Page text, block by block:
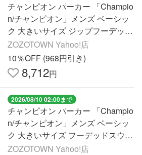
チャンピオン パーカー 「Champio
n/チャンピオン」メンズ ベーシッ
ク 大きいサイズ ジップフーデッド
スウェットシャツ メンズ
ZOZOTOWN Yahoo!店
10％OFF (968円引き)
8,712円
2026/08/10 02:00まで
チャンピオン パーカー 「Champio
n/チャンピオン」メンズ ベーシッ
ク 大きいサイズ フーデッドスウェ
ットシャツ メンズ
ZOZOTOWN Yahoo!店